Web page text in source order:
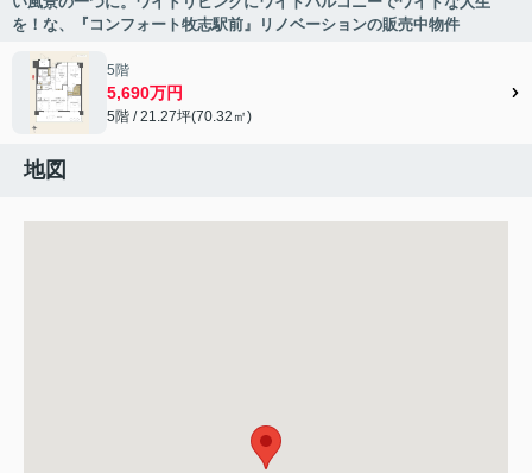
を！な、『コンフォート牧志駅前』リノベーションの販売中物件
5階
5,690万円
5階 / 21.27坪(70.32㎡)
地図